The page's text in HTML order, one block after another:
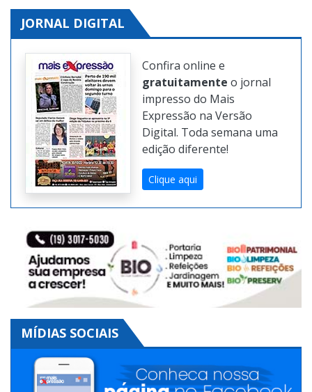
JORNAL DIGITAL
Confira online e
gratuitamenteo jornal
impresso do Mais
Expressão na Versão
Digital. Toda semana uma
edição diferente!
Clique aqui
MÍDIAS SOCIAIS